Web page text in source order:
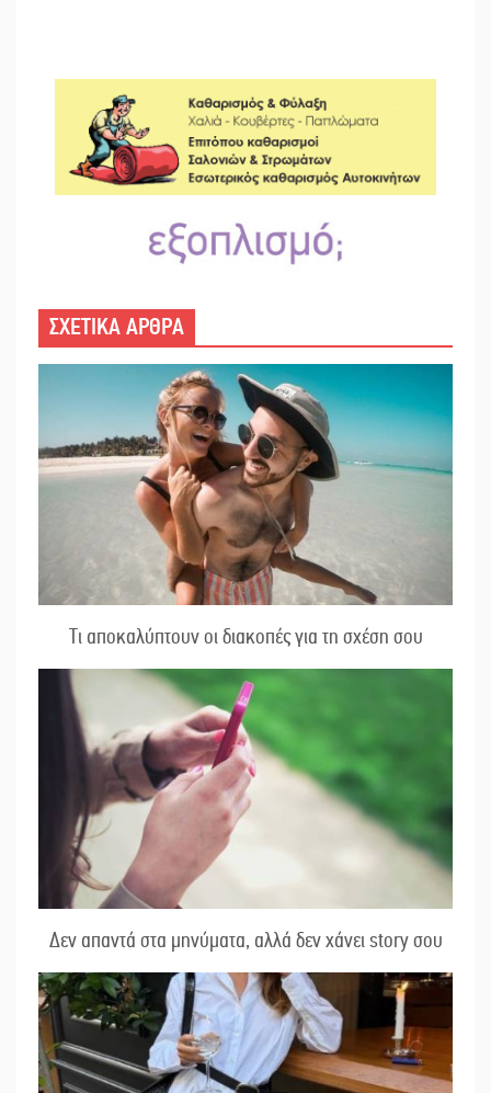
ΣΧΕΤΙΚΑ ΑΡΘΡΑ
Τι αποκαλύπτουν οι διακοπές για τη σχέση σου
Δεν απαντά στα μηνύματα, αλλά δεν χάνει story σου